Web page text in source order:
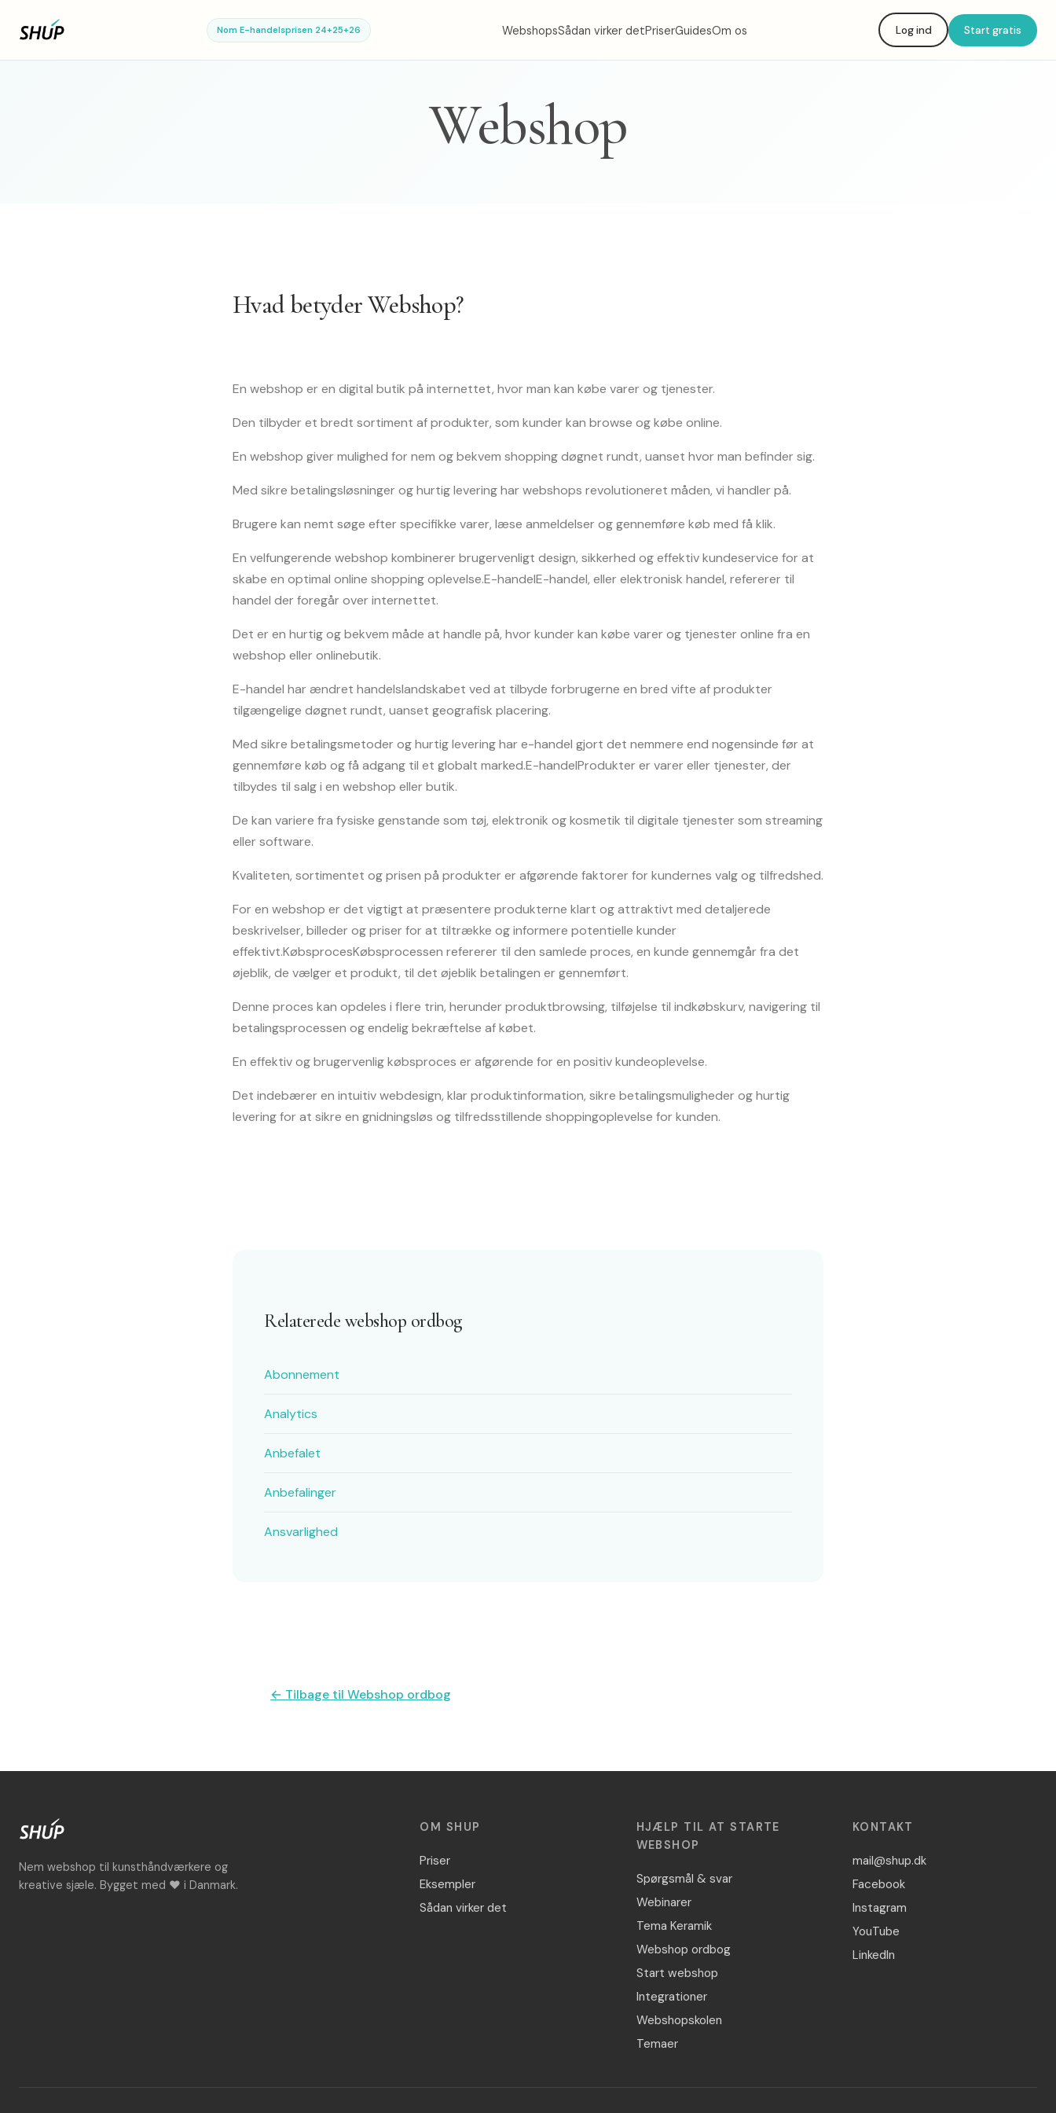
Nom E-handelsprisen 24+25+26 WebshopsSådan virker detPriserGuidesOm os Log ind Start gratis
Webshop
Hvad betyder Webshop?
En webshop er en digital butik på internettet, hvor man kan købe varer og tjenester.
Den tilbyder et bredt sortiment af produkter, som kunder kan browse og købe online.
En webshop giver mulighed for nem og bekvem shopping døgnet rundt, uanset hvor man befinder sig.
Med sikre betalingsløsninger og hurtig levering har webshops revolutioneret måden, vi handler på.
Brugere kan nemt søge efter specifikke varer, læse anmeldelser og gennemføre køb med få klik.
En velfungerende webshop kombinerer brugervenligt design, sikkerhed og effektiv kundeservice for at
skabe en optimal online shopping oplevelse.E-handelE-handel, eller elektronisk handel, refererer til
handel der foregår over internettet.
Det er en hurtig og bekvem måde at handle på, hvor kunder kan købe varer og tjenester online fra en
webshop eller onlinebutik.
E-handel har ændret handelslandskabet ved at tilbyde forbrugerne en bred vifte af produkter
tilgængelige døgnet rundt, uanset geografisk placering.
Med sikre betalingsmetoder og hurtig levering har e-handel gjort det nemmere end nogensinde før at
gennemføre køb og få adgang til et globalt marked.E-handelProdukter er varer eller tjenester, der
tilbydes til salg i en webshop eller butik.
De kan variere fra fysiske genstande som tøj, elektronik og kosmetik til digitale tjenester som streaming
eller software.
Kvaliteten, sortimentet og prisen på produkter er afgørende faktorer for kundernes valg og tilfredshed.
For en webshop er det vigtigt at præsentere produkterne klart og attraktivt med detaljerede
beskrivelser, billeder og priser for at tiltrække og informere potentielle kunder
effektivt.KøbsprocesKøbsprocessen refererer til den samlede proces, en kunde gennemgår fra det
øjeblik, de vælger et produkt, til det øjeblik betalingen er gennemført.
Denne proces kan opdeles i flere trin, herunder produktbrowsing, tilføjelse til indkøbskurv, navigering til
betalingsprocessen og endelig bekræftelse af købet.
En effektiv og brugervenlig købsproces er afgørende for en positiv kundeoplevelse.
Det indebærer en intuitiv webdesign, klar produktinformation, sikre betalingsmuligheder og hurtig
levering for at sikre en gnidningsløs og tilfredsstillende shoppingoplevelse for kunden.
Relaterede webshop ordbog
Abonnement
Analytics
Anbefalet
Anbefalinger
Ansvarlighed
← Tilbage til Webshop ordbog
Nem webshop til kunsthåndværkere og
kreative sjæle. Bygget med ♥ i Danmark.
OM SHUP
Priser
Eksempler
Sådan virker det
HJÆLP TIL AT STARTE
WEBSHOP
Spørgsmål & svar
Webinarer
Tema Keramik
Webshop ordbog
Start webshop
Integrationer
Webshopskolen
Temaer
KONTAKT
mail@shup.dk
Facebook
Instagram
YouTube
LinkedIn